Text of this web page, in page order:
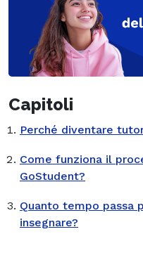
Capitoli
Perché diventare
Come funziona il
GoStudent?
Quanto tempo passa
insegnare?